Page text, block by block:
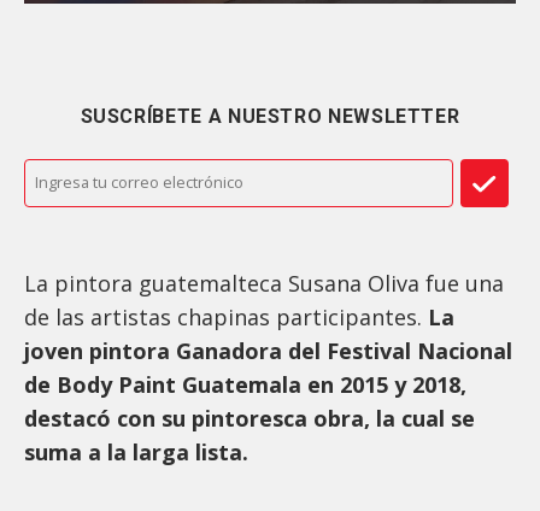
SUSCRÍBETE A NUESTRO NEWSLETTER
La pintora guatemalteca Susana Oliva fue una
de las artistas chapinas participantes. La
joven pintora Ganadora del Festival Nacional
de Body Paint Guatemala en 2015 y 2018,
destacó con su pintoresca obra, la cual se
suma a la larga lista.